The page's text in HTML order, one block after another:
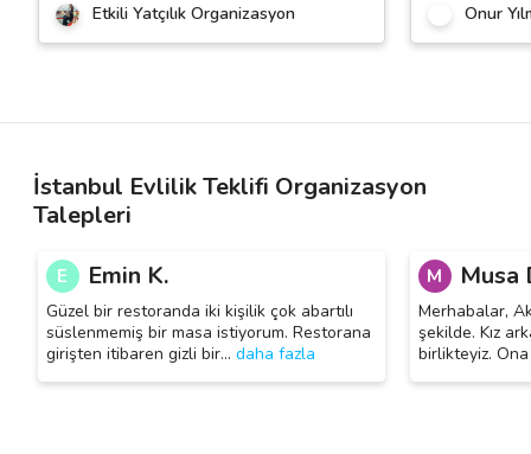
Etkili Yatçılık Organizasyon Onur
İstanbul Evlilik Teklifi Organizasyon
Talepleri
E Emin K.
Güzel bir restoranda iki kişilik çok abartılı
süslenmemiş bir masa istiyorum. Restorana
girişten itibaren gizli bir… daha fazla
M Musa
Merhabalar,
şekilde. Kız
birlikteyiz.